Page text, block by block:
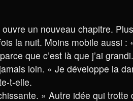
ouvre un nouveau chapitre.
la nuit. Moins mobile aussi :
que c’est là que j’ai
loin. « Je développe la
t-elle.
» Autre idée qui trotte